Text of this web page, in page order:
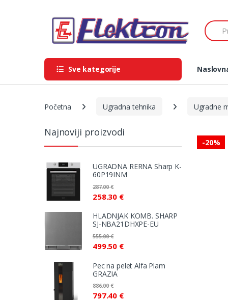
Sve kategorije
Početna Ugradna tehnika Ugradne
-20%
Najnoviji proizvodi
UGRADNA RERNA Sharp K-
60P19INM
258.30 €
287.00€
HLADNJAK KOMB. SHARP
SJ-NBA21DHXPE-EU
499.50 €
555.00€
Pec na pelet Alfa Plam
GRAZIA
797.40 €
886.00€